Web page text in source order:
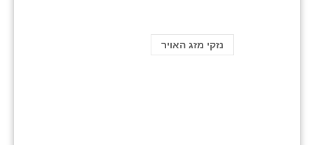
נזקי מזג האויר